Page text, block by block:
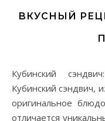
ВКУСНЫЙ
Кубинский сэндвич: Искусство Кубинской Кухни
Кубинский сэндвич,
оригинальное
отличается